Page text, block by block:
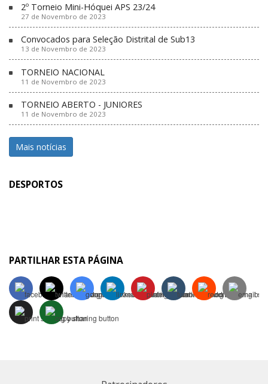
2º Torneio Mini-Hóquei APS 23/24
27 de Novembro de 2023
Convocados para Seleção Distrital de Sub13
13 de Novembro de 2023
TORNEIO NACIONAL
11 de Novembro de 2023
TORNEIO ABERTO - JUNIORES
11 de Novembro de 2023
Mais notícias
DESPORTOS
PARTILHAR ESTA PÁGINA